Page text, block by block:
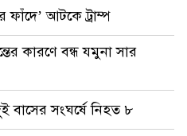
ফাঁদে’ আটকে ট্রাম্প
কারণে বন্ধ যমুনা সার
বাসের সংঘর্ষে নিহত ৮